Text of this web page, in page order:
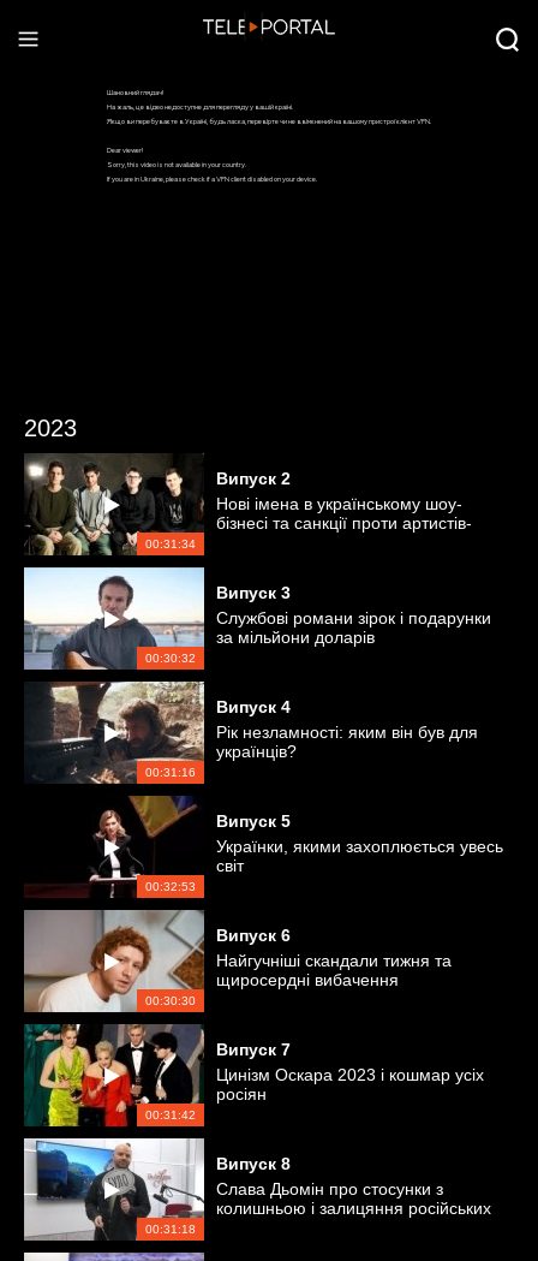
2023
00:31:34
Випуск 2
Нові імена в українському шоу-
бізнесі та санкції проти артистів-
00:30:32
Випуск 3
Службові романи зірок і подарунки
за мільйони доларів
00:31:16
Випуск 4
Рік незламності: яким він був для
українців?
00:32:53
Випуск 5
Українки, якими захоплюється увесь
світ
00:30:30
Випуск 6
Найгучніші скандали тижня та
щиросердні вибачення
00:31:42
Випуск 7
Цинізм Оскара 2023 і кошмар усіх
росіян
00:31:18
Випуск 8
Слава Дьомін про стосунки з
колишньою і залицяння російських